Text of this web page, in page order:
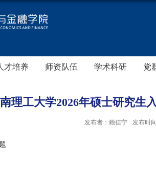
才培养 师资队伍 学术科研 党
理工大学2026年硕士研究生
发布者：赖佳宁 发布时